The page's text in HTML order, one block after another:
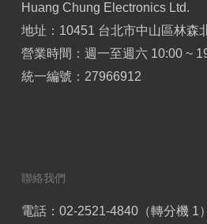
Huang Chung Electronics Ltd.
地址：10451 台北市中山區林森
營業時間：週一至週六 10:00 ~
統一編號：27966912
聯絡我們
電話：02-2521-4840（轉分機 1）